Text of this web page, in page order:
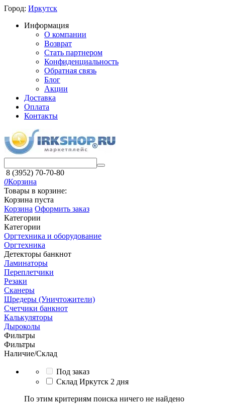
Город: Иркутск
Информация
О компании
Возврат
Стать партнером
Конфиденциальность
Обратная связь
Блог
Акции
Доставка
Оплата
Контакты
8 (3952) 70-70-80
0Корзина
Товары в корзине:
Корзина пуста
Корзина Оформить заказ
Категории
Категории
Оргтехника и оборудование
Оргтехника
Детекторы банкнот
Ламинаторы
Переплетчики
Резаки
Сканеры
Шредеры (Уничтожители)
Счетчики банкнот
Калькуляторы
Дыроколы
Фильтры
Фильтры
Наличие/Склад
Под заказ
Склад Иркутск 2 дня
По этим критериям поиска ничего не найдено